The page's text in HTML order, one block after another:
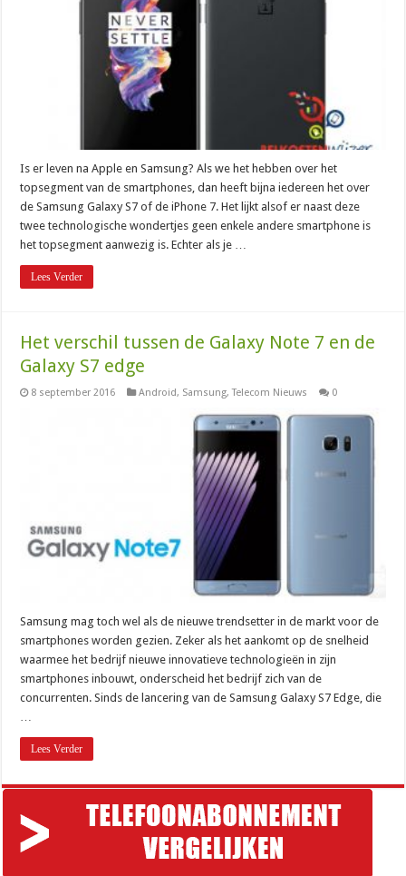
Is er leven na Apple en Samsung? Als we het hebben over het
topsegment van de smartphones, dan heeft bijna iedereen het over
de Samsung Galaxy S7 of de iPhone 7. Het lijkt alsof er naast deze
twee technologische wondertjes geen enkele andere smartphone is
het topsegment aanwezig is. Echter als je …
Lees Verder
Het verschil tussen de Galaxy Note 7 en de
Galaxy S7 edge
8 september 2016 Android, Samsung,Telecom Nieuws 0
Samsung mag toch wel als de nieuwe trendsetter in de markt voor de
smartphones worden gezien. Zeker als het aankomt op de snelheid
waarmee het bedrijf nieuwe innovatieve technologieën in zijn
smartphones inbouwt, onderscheid het bedrijf zich van de
concurrenten. Sinds de lancering van de Samsung Galaxy S7 Edge, die
…
Lees Verder